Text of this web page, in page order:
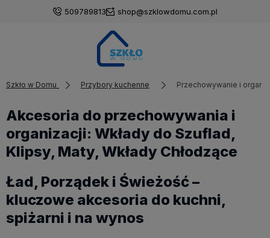
509789813 shop@szklowdomu.com.pl
Szkło w Domu Przybory kuchenne Przechowywanie i
Akcesoria do przechowywania i
organizacji: Wkłady do Szuflad,
Klipsy, Maty, Wkłady Chłodzące
Ład, Porządek i Świeżość –
kluczowe akcesoria do kuchni,
spiżarni i na wynos